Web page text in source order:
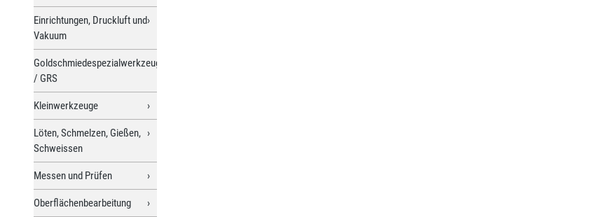
Einrichtungen, Druckluft und
Vakuum
Goldschmiedespezialwerkzeuge
/ GRS
Kleinwerkzeuge
Löten, Schmelzen, Gießen,
Schweissen
Messen und Prüfen
Oberflächenbearbeitung